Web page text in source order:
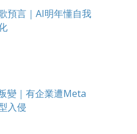
預言｜AI明年懂自我
變｜有企業遭Meta
入侵